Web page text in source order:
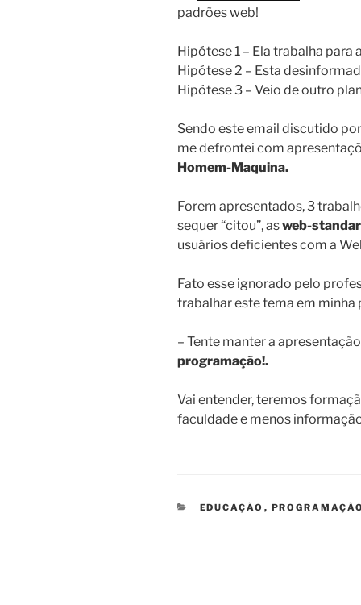
padrões web!
Hipótese 1 – Ela trabalha para
Hipótese 2 – Esta
Hipótese 3 – Veio de outro
Sendo este email discutido
me defrontei com
Homem-Maquina.
Forem apresentados, 3
sequer “citou”, asweb-
usuários deficientes com a
Fato esse ignorado pelo
trabalhar este tema em minha
– Tente manter a
programação!.
Vai entender, teremos
faculdade e menos
CATEGORIAS
EDUCAÇÃO ,